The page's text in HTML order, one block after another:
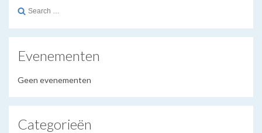
Search
Evenementen
Geen evenementen
Categorieën